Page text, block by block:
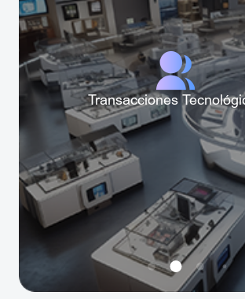
Transacciones